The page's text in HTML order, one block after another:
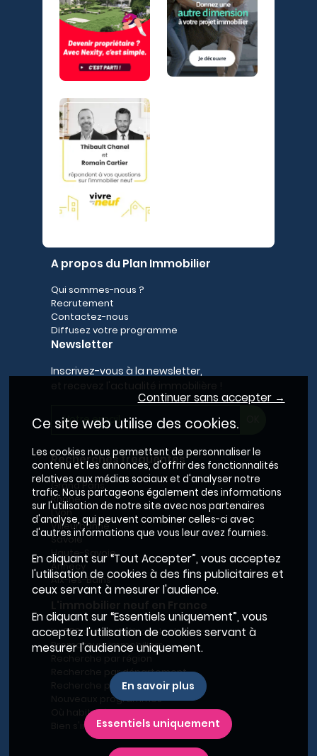
A propos du Plan Immobilier
Qui sommes-nous ?
Recrutement
Contactez-nous
Diffusez votre programme
Newsletter
Inscrivez-vous à la newsletter,
Recherches fréquentes
Grand Paris
Rhône
Lyon
Villeurbanne
Savoie
Haute-Savoie
Annecy
Aix-les-Bains
Le BRS dans la Métropole de Lyon
Promoteurs immobiliers
Recherche par département
Recherche par ville
Nouveaux programmes
Où habiter à Marseille ?
Bien s'installer
Continuer sans accepter →
Ce site web utilise des cookies.
Les cookies nous permettent de personnaliser le
contenu et les annonces, d'offrir des fonctionnalités
relatives aux médias sociaux et d'analyser notre
trafic. Nous partageons également des informations
sur l'utilisation de notre site avec nos partenaires
d'analyse, qui peuvent combiner celles-ci avec
d'autres informations que vous leur avez fournies.
En cliquant sur “Tout Accepter”, vous acceptez
l'utilisation de cookies à des fins publicitaires et
ceux servant à mesurer l'audience.
En cliquant sur “Essentiels uniquement”, vous
acceptez l'utilisation de cookies servant à
mesurer l'audience uniquement.
En savoir plus
Essentiels uniquement